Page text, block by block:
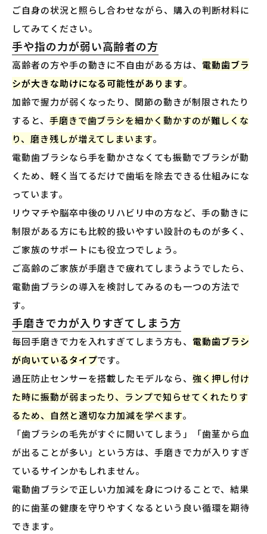
ご自身の状況と照らし合わせながら、購入の判断材料に
してみてください。
手や指の力が弱い高齢者の方
高齢者の方や手の動きに不自由がある方は、 電動歯ブラ
シが大きな助けになる可能性があります。
加齢で握力が弱くなったり、関節の動きが制限されたり
すると、 手磨きで歯ブラシを細かく動かすのが難しくな
り、磨き残しが増えてしまいます。
電動歯ブラシなら手を動かさなくても振動でブラシが動
くため、軽く当てるだけで歯垢を除去できる仕組みにな
っています。
リウマチや脳卒中後のリハビリ中の方など、手の動きに
制限がある方にも比較的扱いやすい設計のものが多く、
ご家族のサポートにも役立つでしょう。
ご高齢のご家族が手磨きで疲れてしまうようでしたら、
電動歯ブラシの導入を検討してみるのも一つの方法で
す。
手磨きで力が入りすぎてしまう方
毎回手磨きで力を入れすぎてしまう方も、 電動歯ブラシ
が向いているタイプです。
過圧防止センサーを搭載したモデルなら、 強く押し付け
た時に振動が弱まったり、ランプで知らせてくれたりす
るため、自然と適切な力加減を学べます。
「歯ブラシの毛先がすぐに開いてしまう」「歯茎から血
が出ることが多い」という方は、手磨きで力が入りすぎ
ているサインかもしれません。
電動歯ブラシで正しい力加減を身につけることで、結果
的に歯茎の健康を守りやすくなるという良い循環を期待
できます。